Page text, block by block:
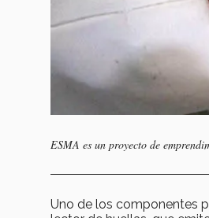
ESMA es un proyecto de
Uno de los componentes